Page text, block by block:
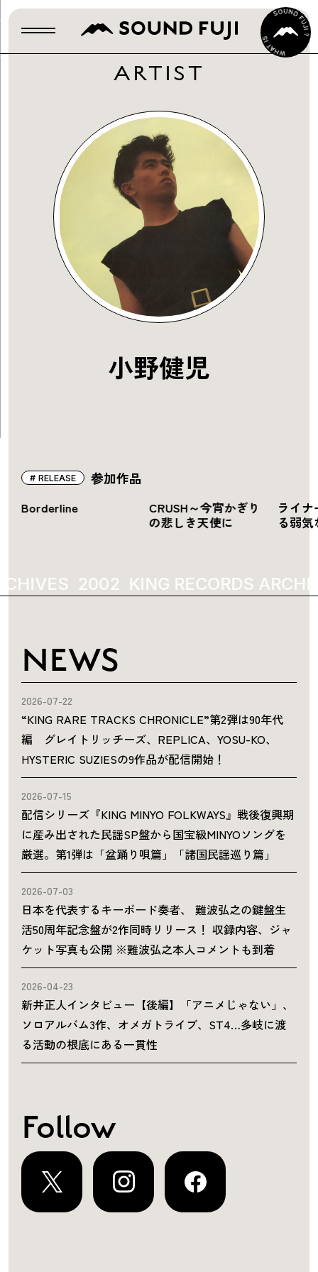
ARTIST
小野健児
参加作品
RELEASE
Borderline
CRUSH～今宵かぎり
の悲しき天使に
ライ
る弱気
2002 KING RECORDS
NEWS
2026-07-22
“KING RARE TRACKS CHRONICLE”第2弾は90年代
編 グレイトリッチーズ、REPLICA、YOSU-KO、
HYSTERIC SUZIESの9作品が配信開始！
2026-07-15
配信シリーズ『KING MINYO FOLKWAYS』戦後復興期
に産み出された民謡SP盤から国宝級MINYOソングを
厳選。第1弾は「盆踊り唄篇」「諸国民謡巡り篇」
2026-07-03
日本を代表するキーボード奏者、 難波弘之の鍵盤生
活50周年記念盤が2作同時リリース！ 収録内容、ジャ
ケット写真も公開 ※難波弘之本人コメントも到着
2026-04-23
新井正人インタビュー【後編】「アニメじゃない」、
ソロアルバム3作、オメガトライブ、ST4…多岐に渡
る活動の根底にある一貫性
Follow